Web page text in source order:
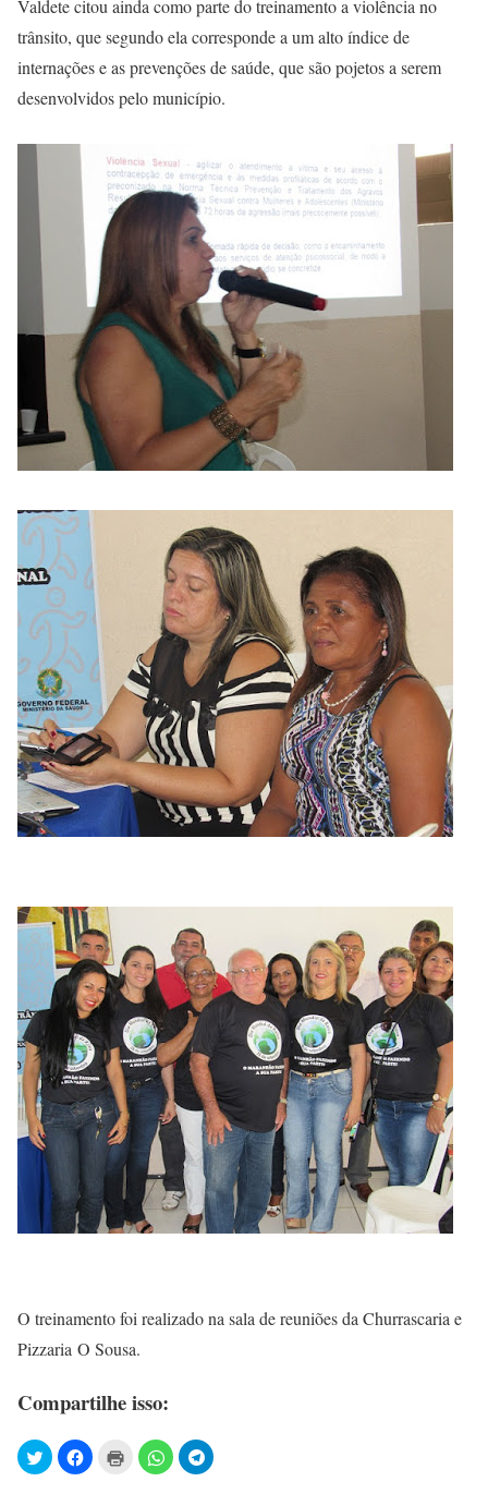
Valdete citou ainda como parte do treinamento a violência no
trânsito, que segundo ela corresponde a um alto índice de
internações e as prevenções de saúde, que são pojetos a serem
desenvolvidos pelo município.
O treinamento foi realizado na sala de reuniões da Churrascaria e
Pizzaria O Sousa.
Compartilhe isso: